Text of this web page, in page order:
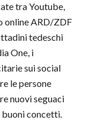
tra Youtube,
online ARD/ZDF
tedeschi
One, i
sui social
le persone
nuovi seguaci
buoni concetti.